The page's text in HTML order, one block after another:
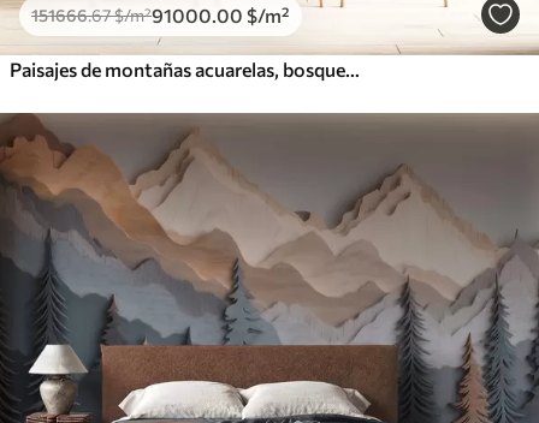
151666.67$/m²91000 .00 $/m²